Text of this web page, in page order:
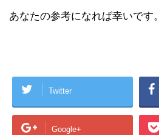
あなたの参考になれば幸いです。
Twitter
Google+